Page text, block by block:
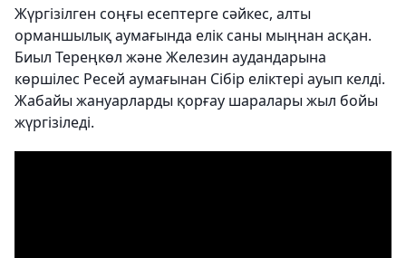
Жүргізілген соңғы есептерге сәйкес, алты
орманшылық аумағында елік саны мыңнан асқан.
Биыл Тереңкөл және Железин аудандарына
көршілес Ресей аумағынан Сібір еліктері ауып келді.
Жабайы жануарларды қорғау шаралары жыл бойы
жүргізіледі.